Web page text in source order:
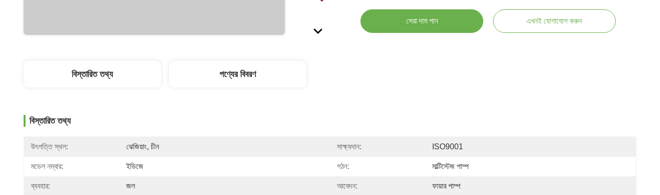
সেরা দাম পান এখনই যোগাযোগ করুন
বিস্তারিত তথ্য পণ্যের বিবরণ
বিস্তারিত তথ্য
উৎপত্তি স্থল: ঝেজিয়াং, চীন সাক্ষ্যদান: ISO9001
মডেল নম্বার: ইডিজে গঠন: মাল্টিস্টেজ পাম্প
ব্যবহার: জল আবেদন: ফায়ার পাম্প